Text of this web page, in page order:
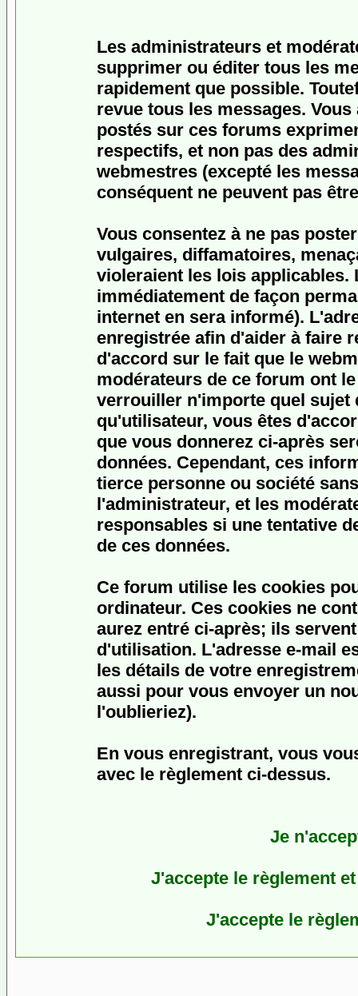
Les administrateurs et
supprimer ou éditer tous les
rapidement que possible.
revue tous les messages.
postés sur ces forums
respectifs, et non pas des
webmestres (excepté les
conséquent ne peuvent pas
Vous consentez à ne pas
vulgaires, diffamatoires,
violeraient les lois applicables.
immédiatement de façon
internet en sera informé).
enregistrée afin d'aider à faire
d'accord sur le fait que le
modérateurs de ce forum ont
verrouiller n'importe quel sujet
qu'utilisateur, vous êtes
que vous donnerez ci-après
données. Cependant, ces
tierce personne ou société
l'administrateur, et les
responsables si une tentative
de ces données.
Ce forum utilise les cookies
ordinateur. Ces cookies ne
aurez entré ci-après; ils
d'utilisation. L'adresse e-mail
les détails de votre
aussi pour vous envoyer un
l'oublieriez).
En vous enregistrant, vous
avec le règlement ci-dessus.
Je
J'accepte le règlement
J'accepte le